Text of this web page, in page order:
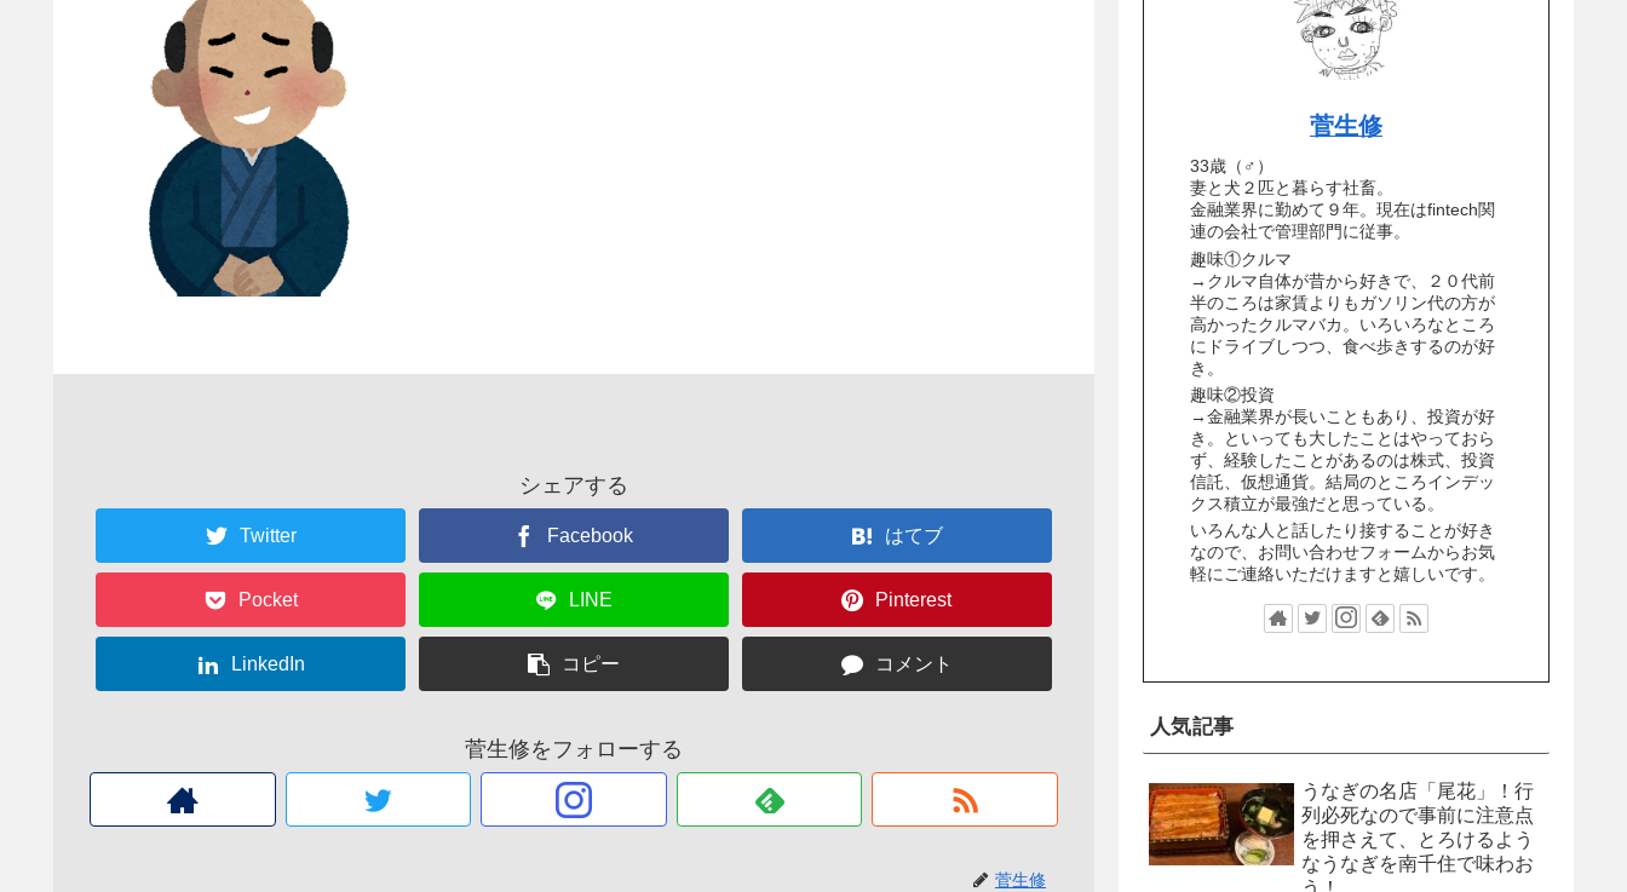
シェアする
Twitter Facebook はてブ
Pocket LINE Pinterest
LinkedIn コピー コメント
菅生修をフォローする
菅生修
菅生修
33歳（♂）
妻と犬２匹と暮らす社畜。
金融業界に勤めて９年。現在はfintech関
連の会社で管理部門に従事。
趣味①クルマ
→クルマ自体が昔から好きで、２０代前
半のころは家賃よりもガソリン代の方が
高かったクルマバカ。いろいろなところ
にドライブしつつ、食べ歩きするのが好
き。
趣味②投資
→金融業界が長いこともあり、投資が好
き。といっても大したことはやっておら
ず、経験したことがあるのは株式、投資
信託、仮想通貨。結局のところインデッ
クス積立が最強だと思っている。
いろんな人と話したり接することが好き
なので、お問い合わせフォームからお気
軽にご連絡いただけますと嬉しいです。
人気記事
うなぎの名店「尾花」！行
列必死なので事前に注意点
を押さえて、とろけるよう
なうなぎを南千住で味わお
う！